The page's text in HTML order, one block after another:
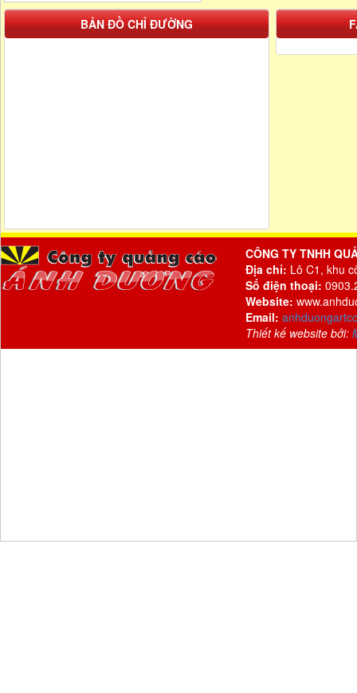
BẢN ĐỒ CHỈ ĐƯỜNG
CÔNG TY TNHH
Địa chỉ: Lô C1, khu
Số điện thoại:
Website:
Email:
Thiết kế website bởi: